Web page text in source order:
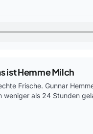
ist Hemme Milch
Frische. Gunnar
weniger als 24 Stunden